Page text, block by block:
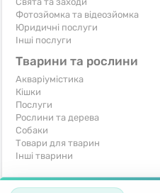
Фотозйомка та відеозйомка
Юридичні послуги
Інші послуги
Тварини та рослини
Акваріумістика
Кішки
Послуги
Рослини та дерева
Собаки
Товари для тварин
Інші тварини